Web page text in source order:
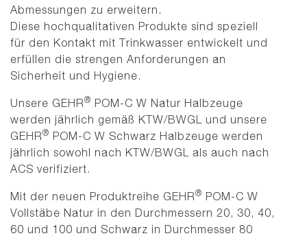
Abmessungen zu erweitern.
Diese hochqualitativen Produkte sind speziell
für den Kontakt mit Trinkwasser entwickelt und
erfüllen die strengen Anforderungen an
Sicherheit und Hygiene.
Unsere GEHR® POM-C W Natur Halbzeuge
werden jährlich gemäß KTW/BWGL und unsere
GEHR® POM-C W Schwarz Halbzeuge werden
jährlich sowohl nach KTW/BWGL als auch nach
ACS verifiziert.
Mit der neuen Produktreihe GEHR® POM-C W
Vollstäbe Natur in den Durchmessern 20, 30, 40,
60 und 100 und Schwarz in Durchmesser 80